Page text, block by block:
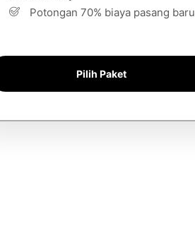
Potongan 70% biaya pasang
Pilih Paket